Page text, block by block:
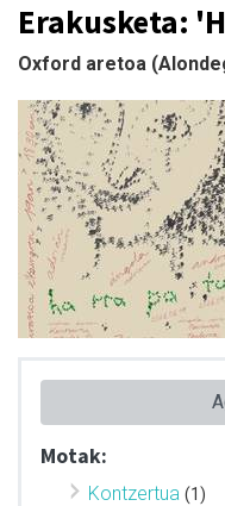
Erakusketa:
Oxford aretoa
Motak:
Kontzertua (1)